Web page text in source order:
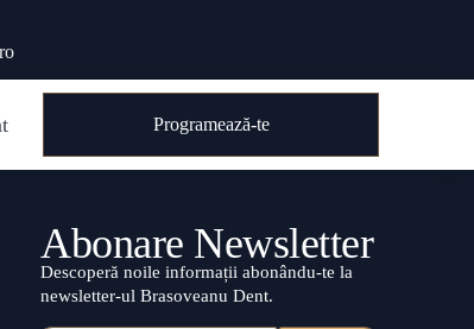
Programează-te
Abonare Newsletter
Descoperă noile informații abonându-te la
newsletter-ul Brasoveanu Dent.